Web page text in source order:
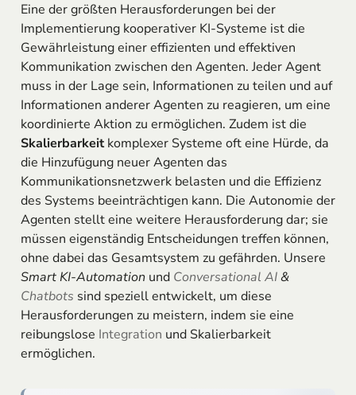
Eine der größten Herausforderungen bei der
Implementierung kooperativer KI-Systeme ist die
Gewährleistung einer effizienten und effektiven
Kommunikation zwischen den Agenten. Jeder Agent
muss in der Lage sein, Informationen zu teilen und auf
Informationen anderer Agenten zu reagieren, um eine
koordinierte Aktion zu ermöglichen. Zudem ist die
Skalierbarkeitkomplexer Systeme oft eine Hürde, da
die Hinzufügung neuer Agenten das
Kommunikationsnetzwerk belasten und die Effizienz
des Systems beeinträchtigen kann. Die Autonomie der
Agenten stellt eine weitere Herausforderung dar; sie
müssen eigenständig Entscheidungen treffen können,
ohne dabei das Gesamtsystem zu gefährden. Unsere
Smart KI-Automationund Conversational AI&
Chatbots sind speziell entwickelt, um diese
Herausforderungen zu meistern, indem sie eine
reibungslose Integration und Skalierbarkeit
ermöglichen.